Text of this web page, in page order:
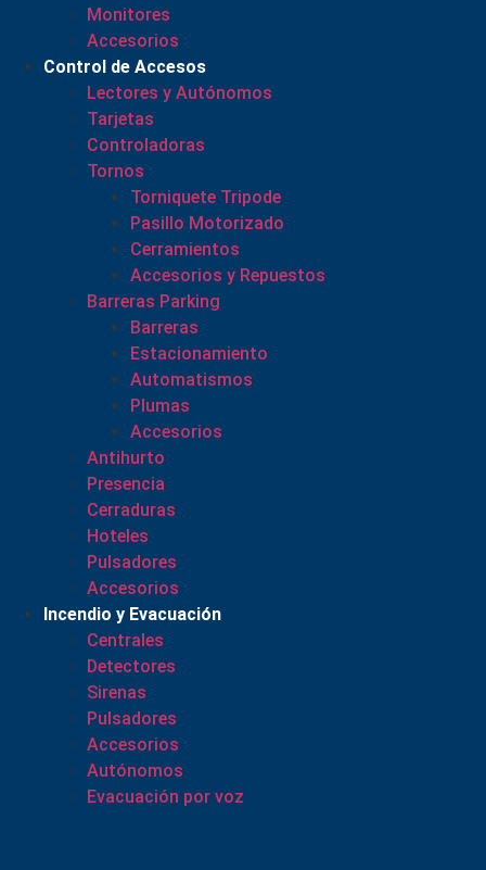
Monitores
Accesorios
Control de Accesos
Lectores y Autónomos
Tarjetas
Controladoras
Tornos
Torniquete Tripode
Pasillo Motorizado
Cerramientos
Accesorios y Repuestos
Barreras Parking
Barreras
Estacionamiento
Automatismos
Plumas
Accesorios
Antihurto
Presencia
Cerraduras
Hoteles
Pulsadores
Accesorios
Incendio y Evacuación
Centrales
Detectores
Sirenas
Pulsadores
Accesorios
Autónomos
Evacuación por voz